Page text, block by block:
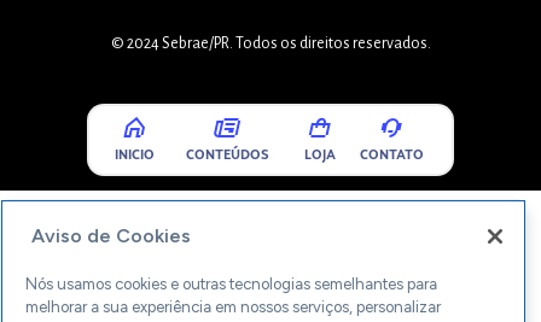
© 2024 Sebrae/PR. Todos os direitos reservados.
INICIO CONTEÚDOS LOJA CONTATO
Aviso de Cookies
Nós usamos cookies e outras tecnologias semelhantes para
melhorar a sua experiência em nossos serviços, personalizar